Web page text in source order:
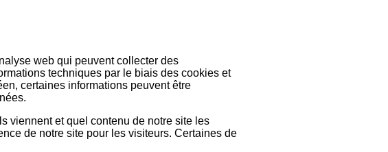
web qui peuvent collecter des
techniques par le biais des cookies et
certaines informations peuvent être
viennent et quel contenu de notre site les
de notre site pour les visiteurs. Certaines de